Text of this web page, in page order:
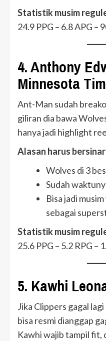
Statistik musim
24.9 PPG – 6.8 APG –
4. Anthony
Minnesota
Ant-Man sudah
giliran dia bawa
hanya jadi highlight
Alasan harus
Wolves di 3
Sudah
Bisa jadi
sebagai
Statistik musim
25.6 PPG – 5.2 RPG –
5. Kawhi
Jika Clippers gagal
bisa resmi dianggap
Kawhi wajib tampil fit,